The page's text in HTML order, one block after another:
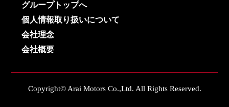
グループトップへ
個人情報取り扱いについて
会社理念
会社概要
Copyright© Arai Motors Co.,Ltd. All Rights Reserved.